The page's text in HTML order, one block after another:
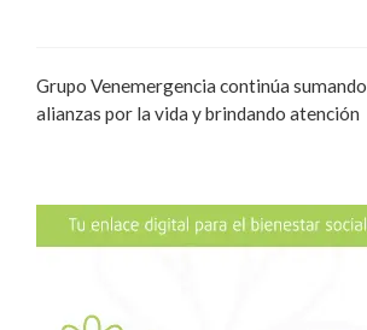
Grupo Venemergencia continúa sumando
alianzas por la vida y brindando atención